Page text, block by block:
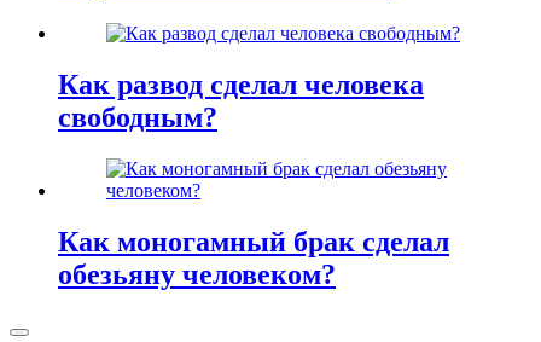
Как развод сделал человека
свободным?
Как моногамный брак сделал
обезьяну человеком?